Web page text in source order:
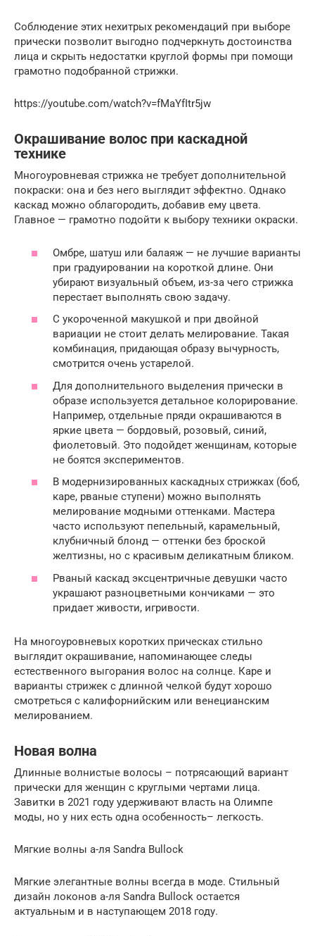
Соблюдение этих нехитрых рекомендаций при выборе
прически позволит выгодно подчеркнуть достоинства
лица и скрыть недостатки круглой формы при помощи
грамотно подобранной стрижки.
https://youtube.com/watch?v=fMaYfItr5jw
Окрашивание волос при каскадной
технике
Многоуровневая стрижка не требует дополнительной
покраски: она и без него выглядит эффектно. Однако
каскад можно облагородить, добавив ему цвета.
Главное — грамотно подойти к выбору техники окраски.
Омбре, шатуш или балаяж — не лучшие варианты
при градуировании на короткой длине. Они
убирают визуальный объем, из-за чего стрижка
перестает выполнять свою задачу.
С укороченной макушкой и при двойной
вариации не стоит делать мелирование. Такая
комбинация, придающая образу вычурность,
смотрится очень устарелой.
Для дополнительного выделения прически в
образе используется детальное колорирование.
Например, отдельные пряди окрашиваются в
яркие цвета — бордовый, розовый, синий,
фиолетовый. Это подойдет женщинам, которые
не боятся экспериментов.
В модернизированных каскадных стрижках (боб,
каре, рваные ступени) можно выполнять
мелирование модными оттенками. Мастера
часто используют пепельный, карамельный,
клубничный блонд — оттенки без броской
желтизны, но с красивым деликатным бликом.
Рваный каскад эксцентричные девушки часто
украшают разноцветными кончиками — это
придает живости, игривости.
На многоуровневых коротких прическах стильно
выглядит окрашивание, напоминающее следы
естественного выгорания волос на солнце. Каре и
варианты стрижек с длинной челкой будут хорошо
смотреться с калифорнийским или венецианским
мелированием.
Новая волна
Длинные волнистые волосы – потрясающий вариант
прически для женщин с круглыми чертами лица.
Завитки в 2021 году удерживают власть на Олимпе
моды, но у них есть одна особенность– легкость.
Мягкие волны а-ля Sandra Bullock
Мягкие элегантные волны всегда в моде. Стильный
дизайн локонов а-ля Sandra Bullock остается
актуальным и в наступающем 2018 году.